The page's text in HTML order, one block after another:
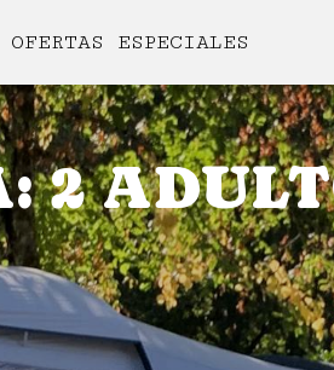
OFERTAS ESPECIALES
2